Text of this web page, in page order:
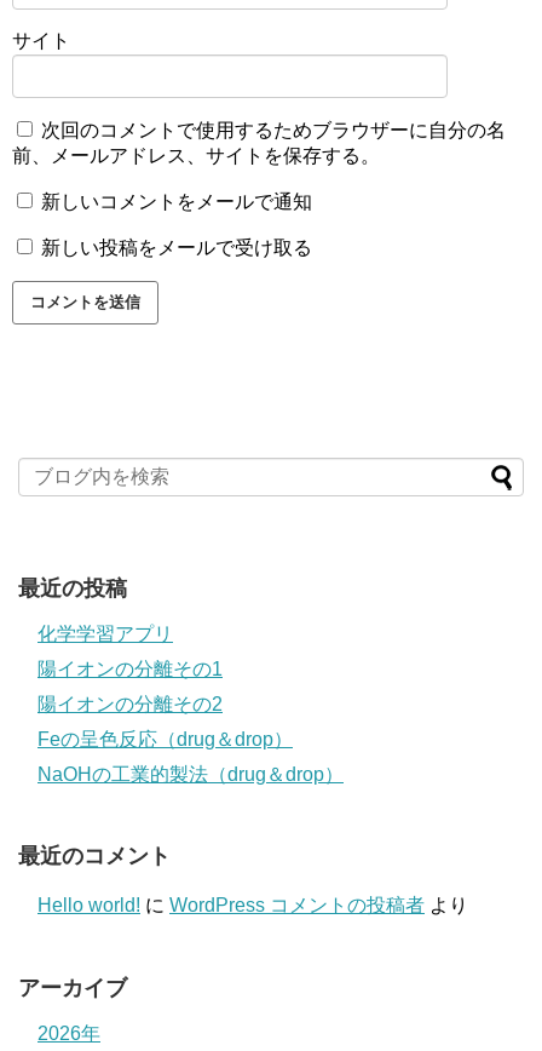
サイト
次回のコメントで使用するためブラウザーに自分の名
前、メールアドレス、サイトを保存する。
新しいコメントをメールで通知
新しい投稿をメールで受け取る
最近の投稿
化学学習アプリ
陽イオンの分離その1
陽イオンの分離その2
Feの呈色反応（drug＆drop）
NaOHの工業的製法（drug＆drop）
最近のコメント
Hello world! に WordPress コメントの投稿者 より
アーカイブ
2026年